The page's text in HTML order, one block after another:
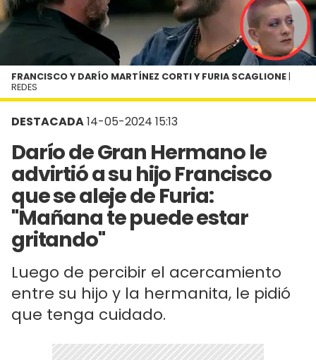
DESTACADA14-05-2024 15:13
Darío de Gran Hermano le
advirtió a su hijo Francisco
que se aleje de Furia:
"Mañana te puede estar
gritando"
Luego de percibir el acercamiento
entre su hijo y la hermanita, le pidió
que tenga cuidado.
FRANCISCO Y DARÍO MARTÍNEZ CORTI Y FURIA SCAGLIONE |
REDES